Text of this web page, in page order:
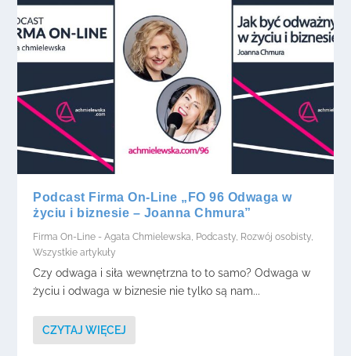
Podcast Firma On-Line „FO 96 Odwaga w
życiu i biznesie – Joanna Chmura”
Firma On-Line - Agata Chmielewska, Podcasty, Rozwój osobisty,
Wszystkie artykuły
Czy odwaga i siła wewnętrzna to to samo? Odwaga w
życiu i odwaga w biznesie nie tylko są nam...
CZYTAJ WIĘCEJ